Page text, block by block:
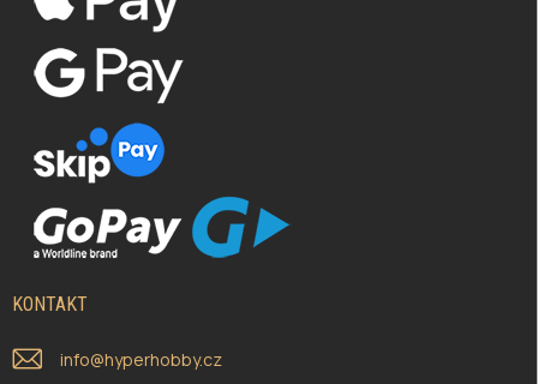
KONTAKT
info@hyperhobby.cz